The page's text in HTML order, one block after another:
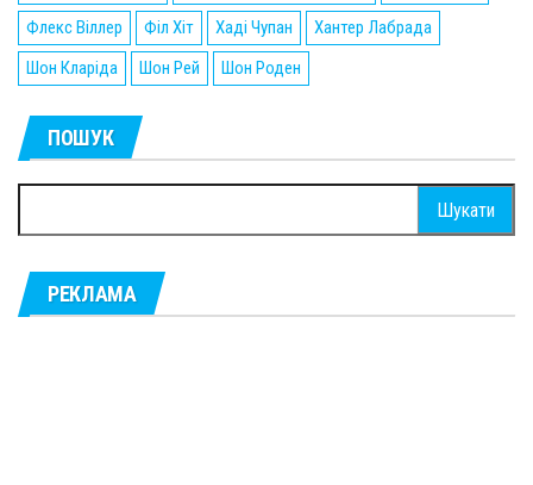
Флекс Віллер
Філ Хіт Хаді Чупан
Хантер Лабрада
Шон Кларіда
Шон Рей Шон Роден
ПОШУК
РЕКЛАМА